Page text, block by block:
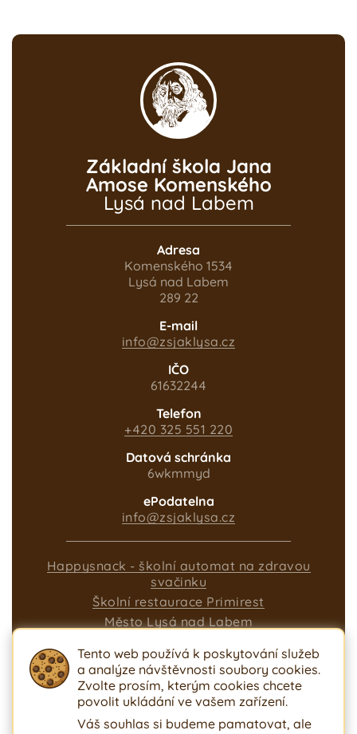
Základní škola Jana
Amose Komenského
Lysá nad Labem
Adresa
Komenského 1534
Lysá nad Labem
289 22
E-mail
info@zsjaklysa.cz
IČO
61632244
Telefon
+420 325 551 220
Datová schránka
6wkmmyd
ePodatelna
info@zsjaklysa.cz
Happysnack - školní automat na zdravou
svačinku
Školní restaurace Primirest
Město Lysá nad Labem
Ministerstvo školství
Nastavení cookies
Ochrana osobních údajůProhlášení o
přístupnosti
Tento web používá k poskytování služeb
a analýze návštěvnosti soubory cookies.
Zvolte prosím, kterým cookies chcete
povolit ukládání ve vašem zařízení.
Váš souhlas si budeme pamatovat, ale